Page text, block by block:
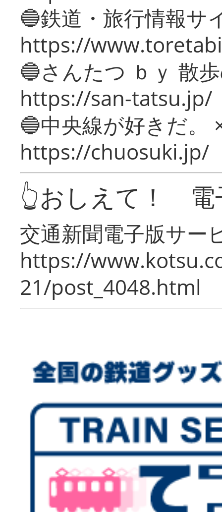
🔵鉄道・旅行情報サ
https://
🔵さんたつ ｂｙ 散
https://san-tatsu.jp/
🔵中央線が好きだ。
https://chuosuki.jp/
👆おしえて！ 電
交通新聞電子版サー
https://
21/post_4048.html